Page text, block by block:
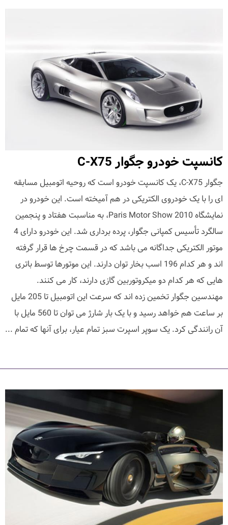
کانسپت خودرو جگوار C-X75
جگوار C-X75، یک کانسپت خودرو است که روحیه اتومبیل مسابقه
ای را با یک خودروی الکتریکی در هم آمیخته است. این خودرو در
نمایشگاه 2010 Paris Motor Show، به مناسبت هفتاد و پنجمین
سالگرد تأسیس کمپانی جگوار، پرده برداری شد. این خودرو دارای 4
موتور الکتریکی جداگانه می باشد که در قسمت چرخ ها قرار گرفته
اند و هر کدام 196 اسب بخار توان دارند. این موتورها توسط باتری
هایی که هر کدام دو میکروتوربین گازی دارند، کار می کنند.
مهندسین جگوار تخمین زده اند که سرعت این اتومبیل تا 205 مایل
بر ساعت هم خواهد رسید و با یک بار شارژ می توان تا 560 مایل با
آن رانندگی کرد. یک سوپر اسپرت سبز تمام عیار، برای آنها که تمام ...